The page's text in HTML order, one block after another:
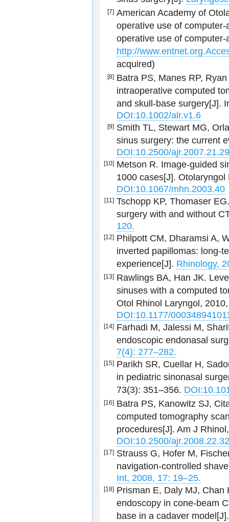
[7] American Academy of
operative use of
operative use of
http://
acquired)
[8] Batra PS, Manes RP,
intraoperative computed
and skull-base surgery[J].
DOI:10.1002/alr.v1.6
[9] Smith TL, Stewart MG,
sinus surgery: the current
DOI:10.2500/
[10] Metson R. Image-guided
1000 cases[J].
DOI:10.1067/mhn.2003.40
[11] Tschopp KP, Thomaser
surgery with and without
120.
[12] Philpott CM, Dharamsi A,
inverted papillomas: long-
experience[J]. Rhinology,
[13] Rawlings BA, Han JK.
sinuses with a computed
Otol Rhinol Laryngol,
DOI:10.1177/
[14] Farhadi M, Jalessi M,
endoscopic endonasal
7(4): 277–282.
[15] Parikh SR, Cuellar H,
in pediatric sinonasal
73(3): 351–356.
[16] Batra PS, Kanowitz SJ,
computed tomography
procedures[J]. Am J
DOI:10.2500/
[17] Strauss G, Hofer M,
navigation-controlled
Int, 2008, 17: 19–25.
[18] Prisman E, Daly MJ, Chan
endoscopy in cone-beam
base in a cadaver